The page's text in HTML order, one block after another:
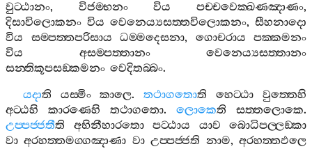
වුට‍්ඨානං, විජම‍්භනං විය පච‍්චවෙක‍්ඛණඤාණං,
දිසාවිලොකනං විය වෙනෙය්‍යසත‍්තවිලොකනං, සීහනාදො
විය
සම‍්පත‍්තපරිසාය ධම‍්මදෙසනා, ගොචරාය
පක‍්කමනං
විය
අසම‍්පත‍්තානං
වෙනෙය්‍යසත‍්තානං
සන‍්තිකූපසඞ‍්කමනං වෙදිතබ‍්බං.
යදාති යස‍්මිං කාලෙ.තථාගතොති හෙට‍්ඨා
වුත‍්තෙහි
අට‍්ඨහි
කාරණෙහි තථාගතො. ලොකෙති සත‍්තලොකෙ.
උප‍්පජ‍්ජතීති අභිනීහාරතො පට‍්ඨාය යාව
බොධිපල‍්ලඞ‍්කා
වා අරහත‍්තමග‍්ගඤාණා වා උප‍්පජ‍්ජති නාම,අරහත‍්තඵලෙ